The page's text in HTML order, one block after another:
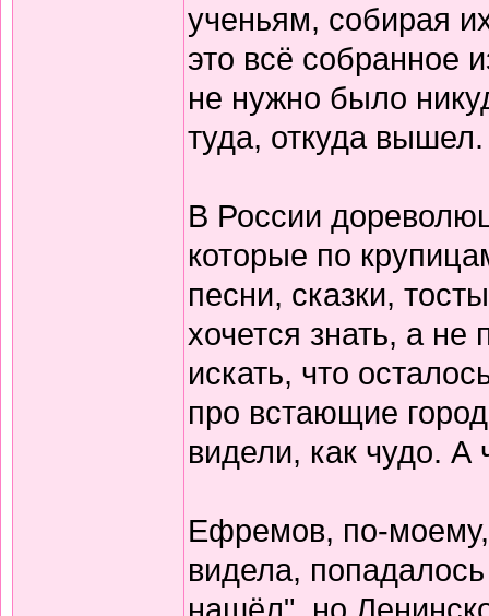
ученьям, собирая
это всё собранное
не нужно было
туда, откуда вышел.
В России
которые по
песни, сказки,
хочется знать, а не
искать, что
про встающие
видели, как чудо. А
Ефремов, по-
видела,